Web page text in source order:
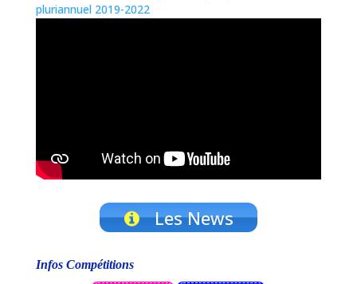
pluriannuel 2019-2022
Les News
Infos Compétitions